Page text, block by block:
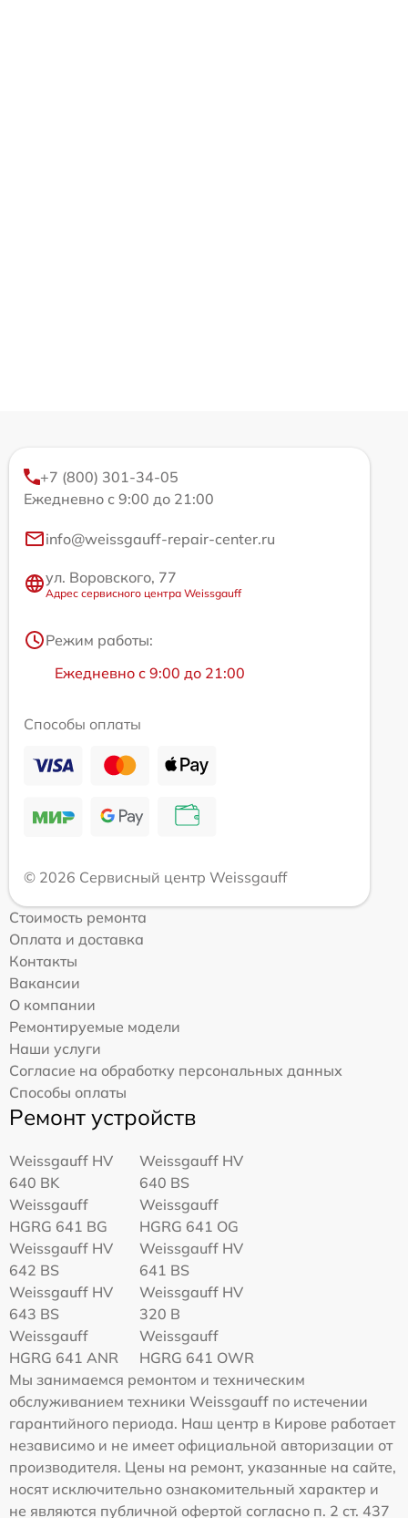
+7 (800) 301-34-05
Ежедневно с 9:00 до 21:00
info@weissgauff-repair-center.ru
ул. Воровского, 77
Адрес сервисного центра Weissgauff
Режим работы:
Ежедневно с 9:00 до 21:00
Способы оплаты
© 2026 Сервисный центр Weissgauff
Стоимость ремонта
Оплата и доставка
Контакты
Вакансии
О компании
Ремонтируемые модели
Наши услуги
Согласие на обработку персональных данных
Способы оплаты
Ремонт устройств
Weissgauff HV
640 BK
Weissgauff HV
640 BS
Weissgauff
HGRG 641 BG
Weissgauff
HGRG 641 OG
Weissgauff HV
642 BS
Weissgauff HV
641 BS
Weissgauff HV
643 BS
Weissgauff HV
320 B
Weissgauff
HGRG 641 ANR
Weissgauff
HGRG 641 OWR
Мы занимаемся ремонтом и техническим
обслуживанием техники Weissgauff по истечении
гарантийного периода. Наш центр в Кирове работает
независимо и не имеет официальной авторизации от
производителя. Цены на ремонт, указанные на сайте,
носят исключительно ознакомительный характер и
не являются публичной офертой согласно п. 2 ст. 437